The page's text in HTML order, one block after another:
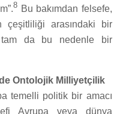
8 Bu bakımdan felsefe,
çeşitliliği arasındaki bir
da bu nedenle bir
Ontolojik Milliyetçilik
temelli politik bir amacı
Avrupa veya dünya